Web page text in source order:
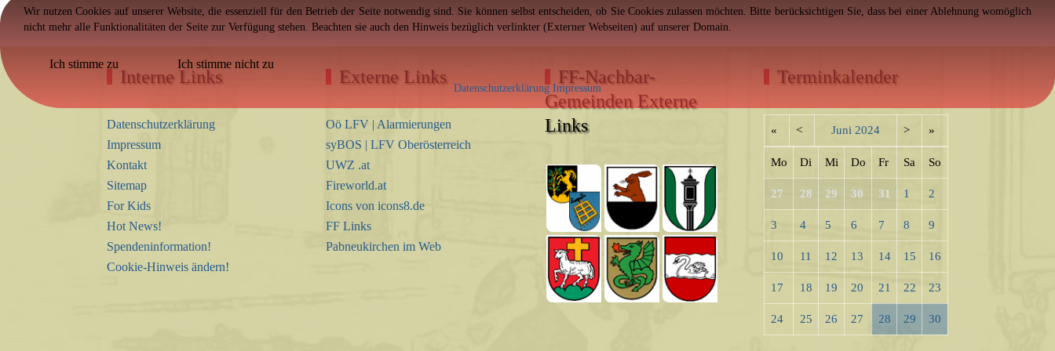
Interne Links
Datenschutzerklärung
Impressum
Kontakt
Sitemap
For Kids
Hot News!
Spendeninformation!
Cookie-Hinweis ändern!
Externe Links
Oö LFV | Alarmierungen
syBOS | LFV Oberösterreich
UWZ .at
Fireworld.at
Icons von icons8.de
FF Links
Pabneukirchen im Web
FF-Nachbar-
Gemeinden Externe
Links
Terminkalender
« < Juni 2024 > »
Mo Di Mi Do Fr Sa So
27 28 29 30 31 1 2
3 4 5 6 7 8 9
10 11 12 13 14 15 16
17 18 19 20 21 22 23
24 25 26 27 28 29 30
Wir nutzen Cookies auf unserer Website, die essenziell für den Betrieb der Seite notwendig sind. Sie können selbst entscheiden, ob Sie Cookies zulassen möchten. Bitte berücksichtigen Sie, dass bei einer Ablehnung womöglich
nicht mehr alle Funktionalitäten der Seite zur Verfügung stehen. Beachten sie auch den Hinweis bezüglich verlinkter (Externer Webseiten) auf unserer Domain.
Ich stimme zu Ich stimme nicht zu
Datenschutzerklärung Impressum